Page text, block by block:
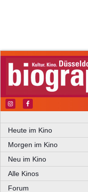
Heute im Kino
Morgen im Kino
Neu im Kino
Alle Kinos
Forum